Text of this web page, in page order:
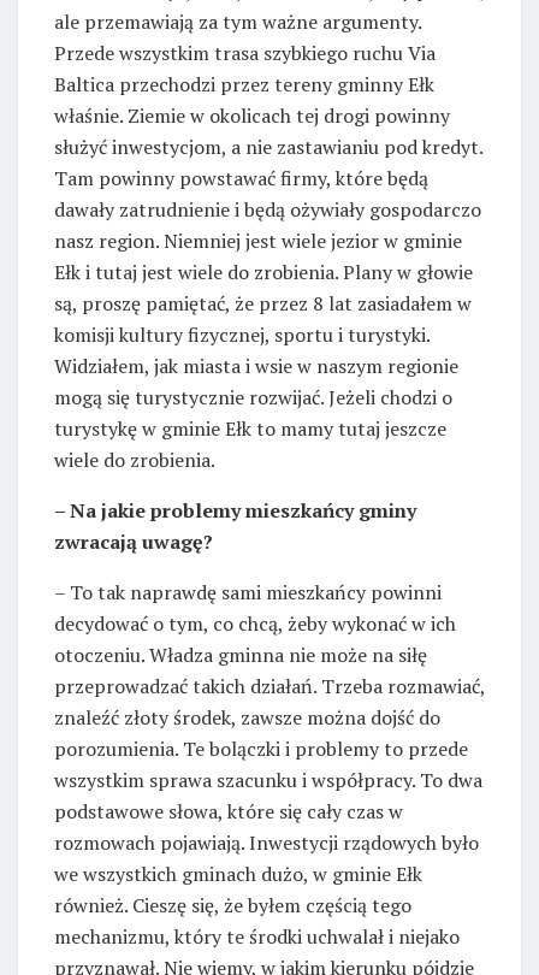
ale przemawiają za tym ważne argumenty.
Przede wszystkim trasa szybkiego ruchu Via
Baltica przechodzi przez tereny gminny Ełk
właśnie. Ziemie w okolicach tej drogi powinny
służyć inwestycjom, a nie zastawianiu pod kredyt.
Tam powinny powstawać firmy, które będą
dawały zatrudnienie i będą ożywiały gospodarczo
nasz region. Niemniej jest wiele jezior w gminie
Ełk i tutaj jest wiele do zrobienia. Plany w głowie
są, proszę pamiętać, że przez 8 lat zasiadałem w
komisji kultury fizycznej, sportu i turystyki.
Widziałem, jak miasta i wsie w naszym regionie
mogą się turystycznie rozwijać. Jeżeli chodzi o
turystykę w gminie Ełk to mamy tutaj jeszcze
wiele do zrobienia.
– Na jakie problemy mieszkańcy gminy
zwracają uwagę?
– To tak naprawdę sami mieszkańcy powinni
decydować o tym, co chcą, żeby wykonać w ich
otoczeniu. Władza gminna nie może na siłę
przeprowadzać takich działań. Trzeba rozmawiać,
znaleźć złoty środek, zawsze można dojść do
porozumienia. Te bolączki i problemy to przede
wszystkim sprawa szacunku i współpracy. To dwa
podstawowe słowa, które się cały czas w
rozmowach pojawiają. Inwestycji rządowych było
we wszystkich gminach dużo, w gminie Ełk
również. Cieszę się, że byłem częścią tego
mechanizmu, który te środki uchwalał i niejako
przyznawał. Nie wiemy, w jakim kierunku pójdzie